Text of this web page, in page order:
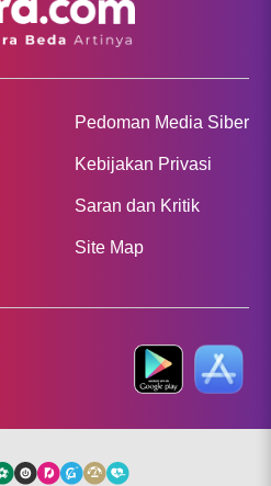
Pedoman Media Siber
Kebijakan Privasi
Saran dan Kritik
Site Map